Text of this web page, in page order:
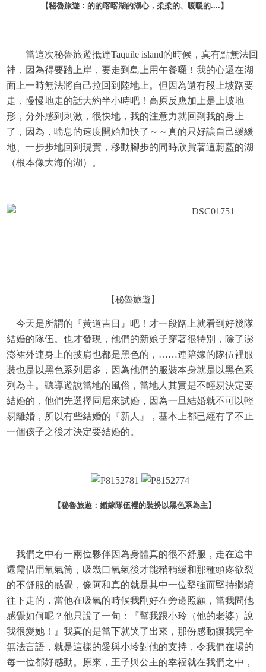
【秘魯旅遊：的的喀喀湖的湖心，柔柔的、暖暖的....】
當這次秘魯旅遊抵達Taquile island的時候，真有點無法回
神，因為得要踏上岸，要走到島上用午餐囉！我的心還在湖
面上一時無法將自己拉回到陸地上。 但因為還有段上坡路要
走，慢慢地走的話大約半小時吧！高原反應加上是上坡地
形，分外感到刺激，很快地，我的注意力就回到我的身上
了，因為，喘息的速度開始加快了～～真的只好讓自己緩緩
地、一步步地回到現實，移動腳步的同時欣賞著這蔚藍的湖
（根本像大海的湖）。
【秘魯旅遊】
今天是所謂的『黃道吉日』吧！才一段路上就看到好幾隊
結婚的隊伍。也才發現，他們的新娘子穿著很特別，除了澎
澎裙外連身上的披肩也都是黑色的，……連陪嫁的隊伍裡服
裝也是以黑色系列居多，因為他們的服裝本身就是以黑色系
列為主。聽導遊說當地的風俗，當地人其實是不輕易決定要
結婚的，他們先選擇同居來試婚，因為一旦結婚就不可以輕
易離婚，所以有些結婚的『新人』，基本上都已經有了不止
一個孩子之後才決定要結婚的。
【秘魯旅遊：婚嫁隊伍裡的裝扮以黑色系為主】
我們之中有一兩位夥伴因為身體真的很不舒服，走在途中
還需借用氧氣筒，吸幾口氧氣後才能稍稍緩和那種頭疼欲裂
的不舒服的感覺，像阿和真的就是其中一位堅強而堅持繼續
往下走的，當他在吸氧的時候我剛好在旁邊照顧，當我問他
感覺如何呢？他只說了一句：『幫我跟小玲（他的老婆）說
我很愛她！』我真的是當下就哭了出來，那份感動讓我完全
無法言語，就是這樣的愛與小玲對他的支持，令我們在場的
每一位都好感動。原來，王子與公主的幸福就在我們之中，